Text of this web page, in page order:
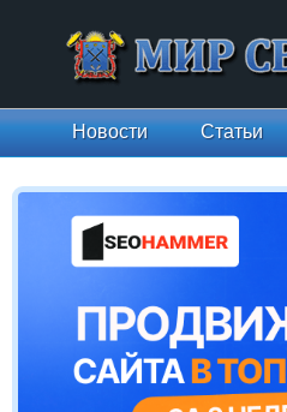
Новости Статьи